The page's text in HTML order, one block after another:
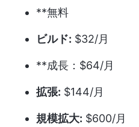
**無料
ビルド: $32/月
**成長：$64/月
拡張: $144/月
規模拡大: $600/月